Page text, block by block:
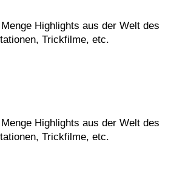
Highlights aus der Welt des
Trickfilme, etc.
Highlights aus der Welt des
Trickfilme, etc.